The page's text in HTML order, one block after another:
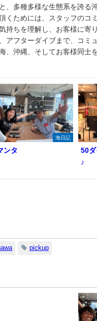
、多種多様な生態系を誇る
くためには、スタッフのコ
持ちを理解し、お客様に寄
アフターダイブまで、コミ
、沖縄、そしてお客様同士
海日記
ンタ
50
♪
pickup